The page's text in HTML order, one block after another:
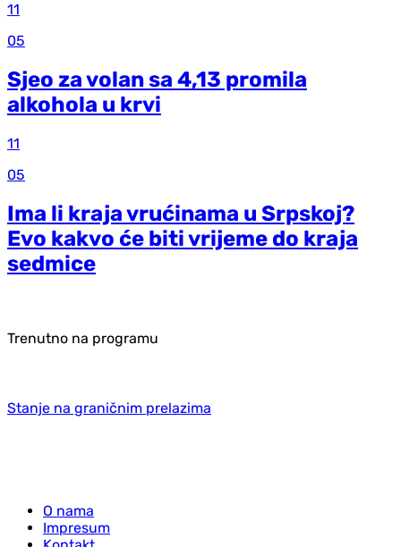
11
05
Sjeo za volan sa 4,13 promila
alkohola u krvi
11
05
Ima li kraja vrućinama u Srpskoj?
Evo kakvo će biti vrijeme do kraja
sedmice
Trenutno na programu
Stanje na graničnim prelazima
O nama
Impresum